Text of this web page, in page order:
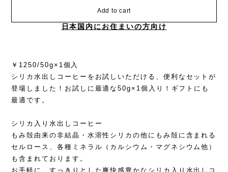
Add to cart
日本国内にお住まいの方向け
￥1250/50g×1個入
シリカ水出しコーヒーをお試しいただける、便利なセットが
登場しました！お試しに最適な50g×1個入り！ギフトにも
最適です。
シリカ入り水出しコーヒー
もみ殻由来の非結晶・水溶性シリカの他にもみ殻に含まれる
セルロース、各種ミネラル（カルシウム・マグネシウム他）
も含まれております。
お手軽に、すっきりとした爽快感豊かなシリカ入り水出しコ